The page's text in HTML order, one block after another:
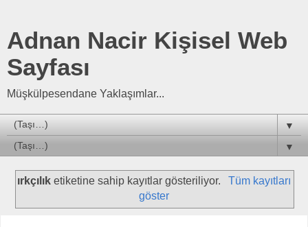
Adnan Nacir Kişisel Web
Sayfası
Müşkülpesendane Yaklaşımlar...
▼
▼
ırkçılık etiketine sahip kayıtlar gösteriliyor.
Tüm kayıtları
göster